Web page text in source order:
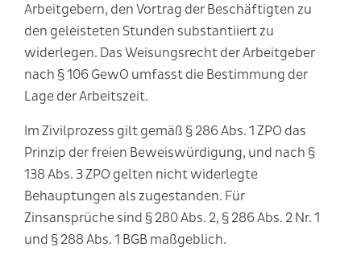
Arbeitgebern, den Vortrag der Beschäftigten zu
den geleisteten Stunden substantiiert zu
widerlegen. Das Weisungsrecht der Arbeitgeber
nach § 106 GewO umfasst die Bestimmung der
Lage der Arbeitszeit.
Im Zivilprozess gilt gemäß § 286 Abs. 1 ZPO das
Prinzip der freien Beweiswürdigung, und nach §
138 Abs. 3 ZPO gelten nicht widerlegte
Behauptungen als zugestanden. Für
Zinsansprüche sind § 280 Abs. 2, § 286 Abs. 2 Nr. 1
und § 288 Abs. 1 BGB maßgeblich.